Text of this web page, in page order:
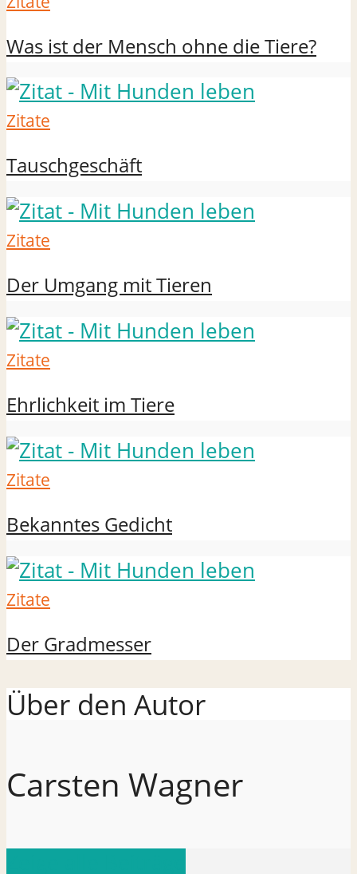
Was ist der Mensch ohne die Tiere?
Zitate
Tauschgeschäft
Zitate
Der Umgang mit Tieren
Zitate
Ehrlichkeit im Tiere
Zitate
Bekanntes Gedicht
Zitate
Der Gradmesser
Über den Autor
Carsten Wagner